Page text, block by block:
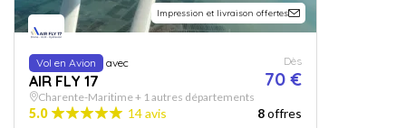
Impression et livraison offertes
Vol en Avion avec
AIR FLY 17
Dès
70 €
Charente-Maritime + 1 autres départements
5.0 14 avis 8offres